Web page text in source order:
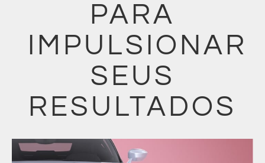
PARA
IMPULSIONAR
SEUS
RESULTADOS